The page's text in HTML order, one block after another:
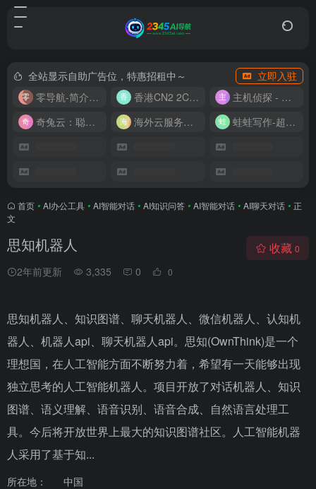
全站显示自助广告位，特惠招租中～
立即入驻
零导航-简介实用的网址导航
香港CN2 2C2G20M 9.9/月
主机侦探 - 少花钱，用好云
奇兔云：聪明人的“省”钱计划！
海外云服务器全网最低价 蛙蛙写作-超级AI智能写作助手
首页 • AI办公工具 • AI智能对话 • AI知识问答 • AI智能对话 • AI聊天对话 • 正
文
思知机器人
2年前更新 3,335 0 0
收藏 0
思知机器人、知识图谱、聊天机器人、微信机器人、认知机
器人、机器人api、聊天机器人api。思知(OwnThink)是一个
理想国，在人工智能方面不断努力着，希望有一天能够出现
独立思考的人工智能机器人。项目开放了对话机器人、知识
图谱、语义理解、语音识别、语音合成、自然语言处理工
具。今后将开放世界上最大的知识图谱社区。人工智能机器
人采用了基于知...
所在地：
中国